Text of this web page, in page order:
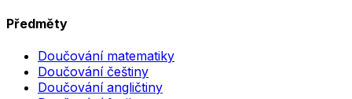
Předměty
Doučování matematiky
Doučování češtiny
Doučování angličtiny